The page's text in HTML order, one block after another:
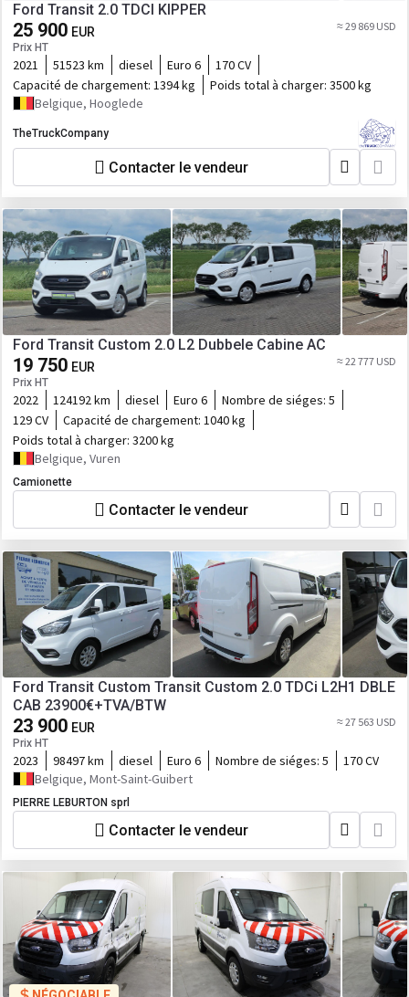
Ford Transit 2.0 TDCI KIPPER
25 900 EUR
Prix HT
≈ 29 869 USD
2021 51523 km diesel Euro 6
170 CV
Capacité de chargement: 1394 kg Poids total à charger: 3500 kg
Belgique, Hooglede
TheTruckCompany
Contacter le vendeur
Ford Transit Custom 2.0 L2 Dubbele Cabine AC
19 750 EUR
Prix HT
≈ 22 777 USD
2022 124192 km diesel Euro 6 Nombre de siéges: 5
129 CV
Capacité de chargement: 1040 kg
Poids total à charger: 3200 kg
Belgique, Vuren
Camionette
Contacter le vendeur
Ford Transit Custom Transit Custom 2.0 TDCi L2H1 DBLE
CAB 23900€+TVA/BTW
23 900 EUR
Prix HT
≈ 27 563 USD
2023 98497 km diesel Euro 6 Nombre de siéges: 5
170 CV
Belgique, Mont-Saint-Guibert
PIERRE LEBURTON sprl
Contacter le vendeur